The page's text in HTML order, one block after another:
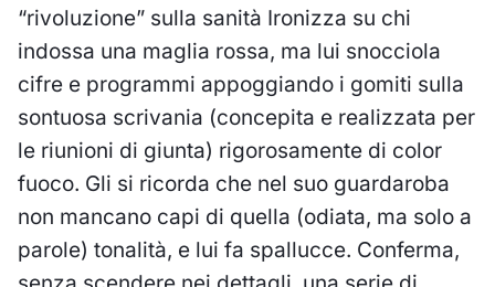
“rivoluzione” sulla sanità Ironizza su chi
indossa una maglia rossa, ma lui snocciola
cifre e programmi appoggiando i gomiti sulla
sontuosa scrivania (concepita e realizzata per
le riunioni di giunta) rigorosamente di color
fuoco. Gli si ricorda che nel suo guardaroba
non mancano capi di quella (odiata, ma solo a
parole) tonalità, e lui fa spallucce. Conferma,